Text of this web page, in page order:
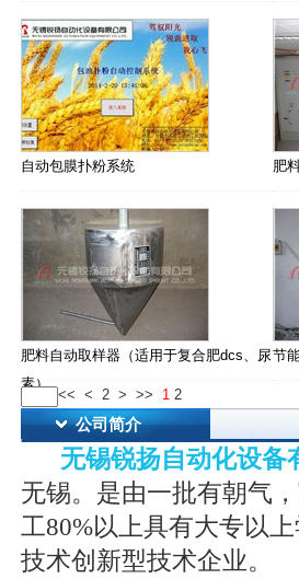
自动包膜扑粉系统 肥
肥料自动取样器（适用于复合肥dcs、尿
素）
节
<< < 2 > >> 1 2
公司简介
无锡锐扬自动化设备
无锡。是由一批有朝气
工80%以上具有大专以
技术创新型技术企业。